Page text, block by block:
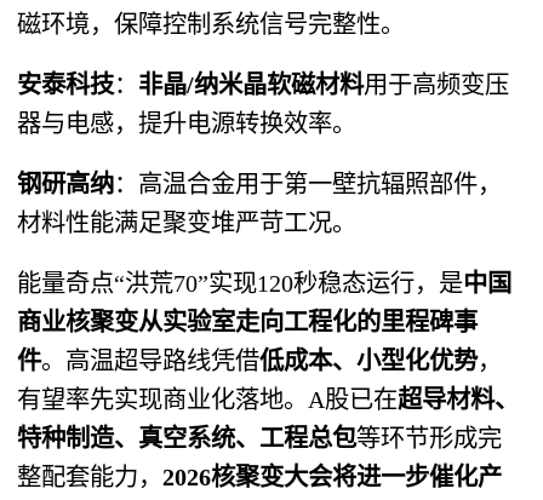
磁环境，保障控制系统信号完整性。
安泰科技： 非晶/纳米晶软磁材料用于高频变压
器与电感，提升电源转换效率。
钢研高纳：高温合金用于第一壁抗辐照部件，
材料性能满足聚变堆严苛工况。
能量奇点“洪荒70”实现120秒稳态运行，是中国
商业核聚变从实验室走向工程化的里程碑事
件。高温超导路线凭借低成本、小型化优势，
有望率先实现商业化落地。A股已在超导材料、
特种制造、真空系统、工程总包等环节形成完
整配套能力，2026核聚变大会将进一步催化产